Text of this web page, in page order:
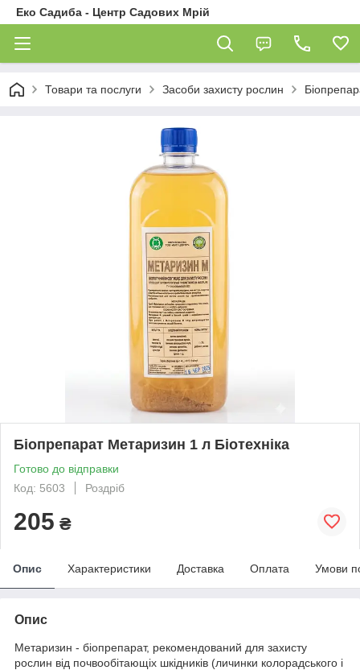
Еко Садиба - Центр Садових Мрій
Товари та послуги Засоби захисту рослин
Біопрепарат Метаризин 1 л Біотехніка
Готово до відправки
Код: 5603
Роздріб
205 ₴
Опис Характеристики Доставка Оплата Умови
Опис
Метаризин - біопрепарат, рекомендований для захисту
рослин від почвообітающіх шкідників (личинки колорадського і